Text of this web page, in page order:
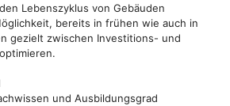
Lebenszyklus von Gebäuden
bereits in frühen wie auch in
gezielt zwischen Investitions- und
und Ausbildungsgrad